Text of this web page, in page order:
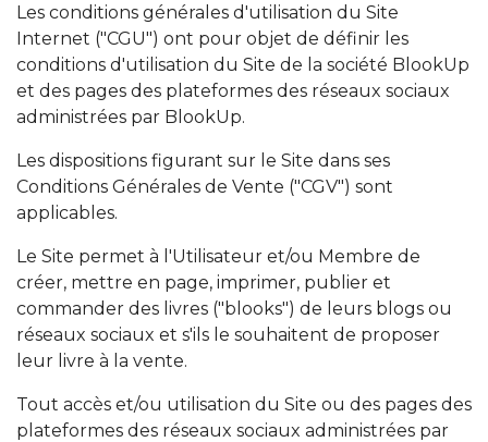
Les conditions générales d'utilisation du Site
Internet ("CGU") ont pour objet de définir les
conditions d'utilisation du Site de la société BlookUp
et des pages des plateformes des réseaux sociaux
administrées par BlookUp.
Les dispositions figurant sur le Site dans ses
Conditions Générales de Vente ("CGV") sont
applicables.
Le Site permet à l'Utilisateur et/ou Membre de
créer, mettre en page, imprimer, publier et
commander des livres ("blooks") de leurs blogs ou
réseaux sociaux et s'ils le souhaitent de proposer
leur livre à la vente.
Tout accès et/ou utilisation du Site ou des pages des
plateformes des réseaux sociaux administrées par